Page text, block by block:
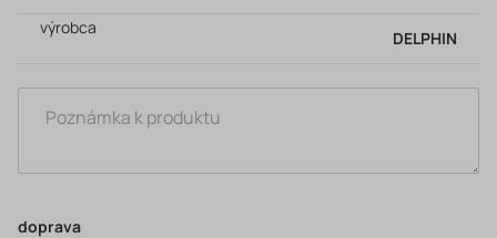
výrobca
DELPHIN
doprava